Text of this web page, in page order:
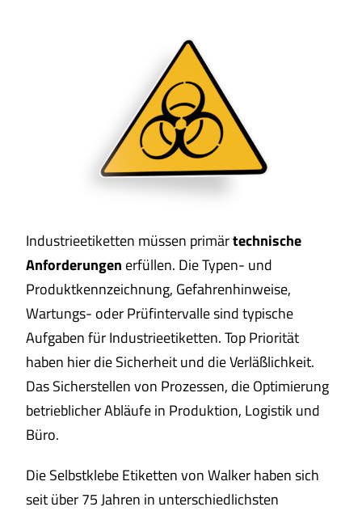
Industrieetiketten müssen primärtechnische
Anforderungen erfüllen. Die Typen- und
Produktkennzeichnung, Gefahrenhinweise,
Wartungs- oder Prüfintervalle sind typische
Aufgaben für Industrieetiketten. Top Priorität
haben hier die Sicherheit und die Verläßlichkeit.
Das Sicherstellen von Prozessen, die Optimierung
betrieblicher Abläufe in Produktion, Logistik und
Büro.
Die Selbstklebe Etiketten von Walker haben sich
seit über 75 Jahren in unterschiedlichsten